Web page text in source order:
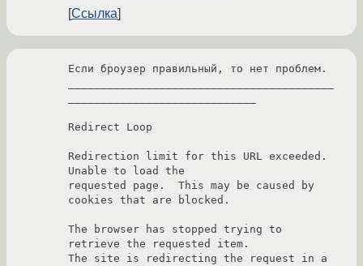
Ссылка
Если броузер правильный, то нет проблем.
Redirect Loop
Redirection limit for this URL exceeded.
Unable to load the
requested page.  This may be caused by
cookies that are blocked.
The browser has stopped trying to
retrieve the requested item.
The site is redirecting the request in a